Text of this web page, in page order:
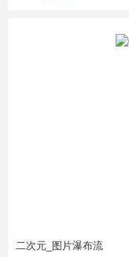
二次元_图片瀑布流